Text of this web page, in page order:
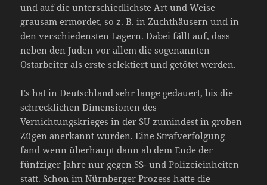
und auf die unterschiedlichste Art und Weise
grausam ermordet, so z. B. in Zuchthäusern und in
den verschiedensten Lagern. Dabei fällt auf, dass
neben den Juden vor allem die sogenannten
Ostarbeiter als erste selektiert und getötet werden.
Es hat in Deutschland sehr lange gedauert, bis die
schrecklichen Dimensionen des
Vernichtungskrieges in der SU zumindest in groben
Zügen anerkannt wurden. Eine Strafverfolgung
fand wenn überhaupt dann ab dem Ende der
fünfziger Jahre nur gegen SS- und Polizeieinheiten
statt. Schon im Nürnberger Prozess hatte die